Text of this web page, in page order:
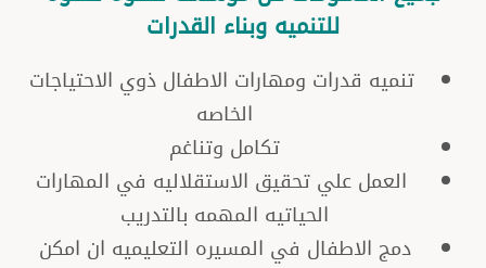
للتنميه وبناء القدرات
تنميه قدرات ومهارات الاطفال ذوي الاحتياجات
الخاصه
تكامل وتناغم
العمل علي تحقيق الاستقلاليه في المهارات
الحياتيه المهمه بالتدريب
دمج الاطفال في المسيره التعليميه ان امكن